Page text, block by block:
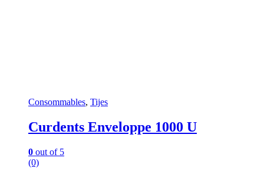
Consommables, Tijes
Curdents Enveloppe 1000 U
0 out of 5
(0)